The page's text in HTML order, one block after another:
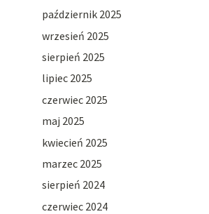
październik 2025
wrzesień 2025
sierpień 2025
lipiec 2025
czerwiec 2025
maj 2025
kwiecień 2025
marzec 2025
sierpień 2024
czerwiec 2024